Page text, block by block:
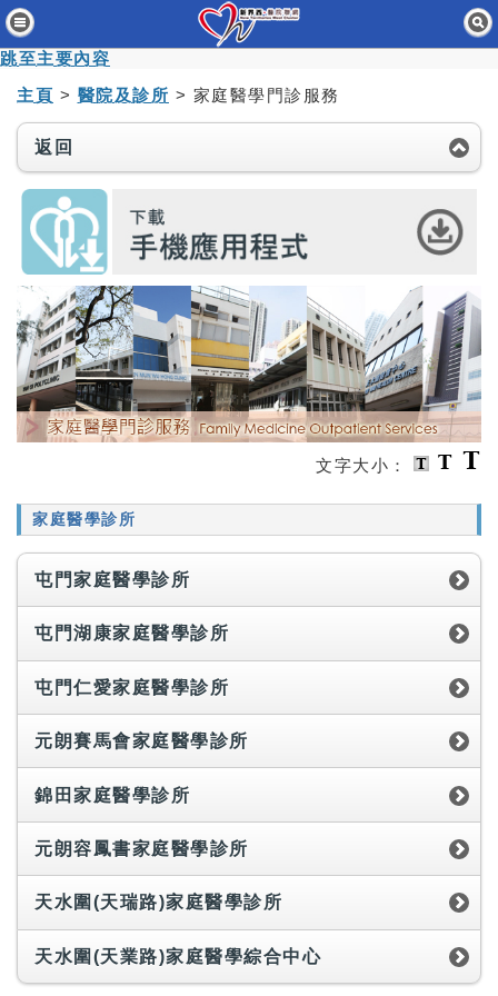
跳至主要內容
主頁
新界西醫院聯網通訊
醫管局招聘站
關於我們
聯絡我們
免責聲明
無障礙聲明
職員專用
主頁 > 醫院及診所 > 家庭醫學門診服務
返回
文字大小：
家庭醫學診所
屯門家庭醫學診所
屯門湖康家庭醫學診所
屯門仁愛家庭醫學診所
元朗賽馬會家庭醫學診所
錦田家庭醫學診所
元朗容鳳書家庭醫學診所
天水圍(天瑞路)家庭醫學診所
天水圍(天業路)家庭醫學綜合中心